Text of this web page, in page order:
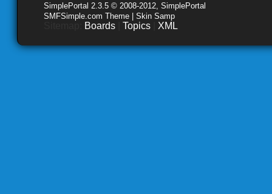
SimplePortal 2.3.5 © 2008-2012, SimplePortal
SMFSimple.com Theme | Skin Samp
Boards Topics XML